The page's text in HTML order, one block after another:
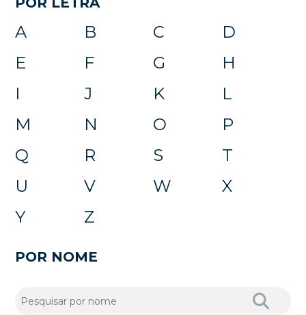
A B C
D
E
F G
H
I
J K
L
M
N O
P
Q
R S
T
U
V W
X
Y
Z
POR NOME